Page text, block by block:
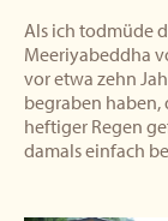
Als ich todmüde
Meeriyabeddha
vor etwa zehn
begraben
heftiger Regen
damals einfach